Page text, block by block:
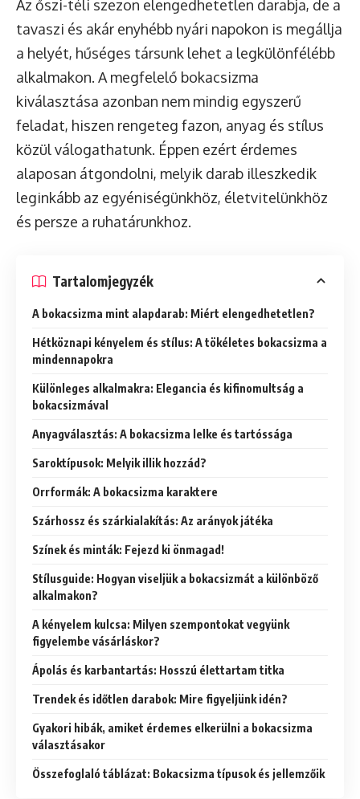
Az őszi-téli szezon elengedhetetlen darabja, de a
tavaszi és akár enyhébb nyári napokon is megállja
a helyét, hűséges társunk lehet a legkülönfélébb
alkalmakon. A megfelelő bokacsizma
kiválasztása azonban nem mindig egyszerű
feladat, hiszen rengeteg fazon, anyag és stílus
közül válogathatunk. Éppen ezért érdemes
alaposan átgondolni, melyik darab illeszkedik
leginkább az egyéniségünkhöz, életvitelünkhöz
és persze a ruhatárunkhoz.
Tartalomjegyzék
A bokacsizma mint alapdarab: Miért elengedhetetlen?
Hétköznapi kényelem és stílus: A tökéletes bokacsizma a
mindennapokra
Különleges alkalmakra: Elegancia és kifinomultság a
bokacsizmával
Anyagválasztás: A bokacsizma lelke és tartóssága
Saroktípusok: Melyik illik hozzád?
Orrformák: A bokacsizma karaktere
Szárhossz és szárkialakítás: Az arányok játéka
Színek és minták: Fejezd ki önmagad!
Stílusguide: Hogyan viseljük a bokacsizmát a különböző
alkalmakon?
A kényelem kulcsa: Milyen szempontokat vegyünk
figyelembe vásárláskor?
Ápolás és karbantartás: Hosszú élettartam titka
Trendek és időtlen darabok: Mire figyeljünk idén?
Gyakori hibák, amiket érdemes elkerülni a bokacsizma
választásakor
Összefoglaló táblázat: Bokacsizma típusok és jellemzőik